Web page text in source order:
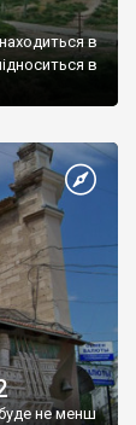
в
в
не менш